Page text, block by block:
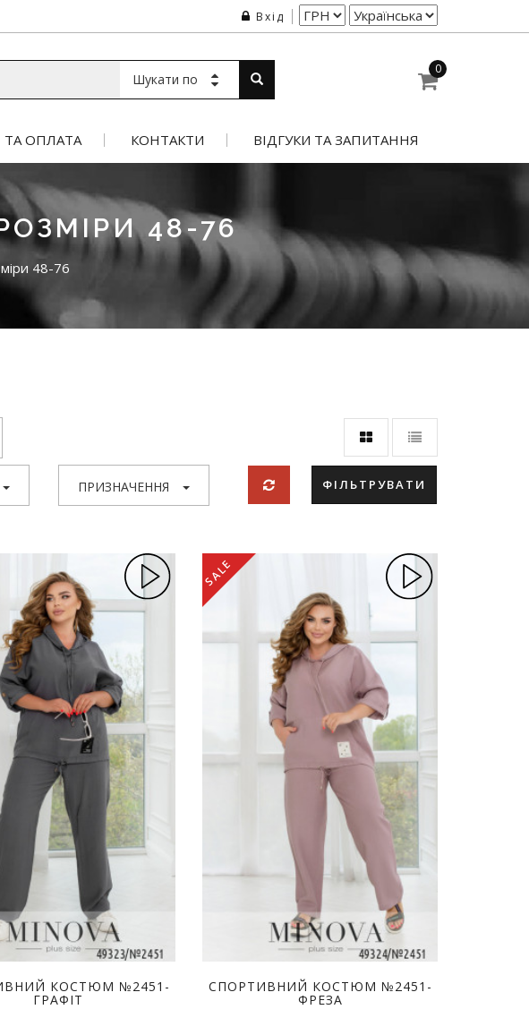
Вхід
Шукати по
0
ТА ОПЛАТА КОНТАКТИ ВІДГУКИ ТА ЗАПИТАННЯ
48-76
48-76
ПРИЗНАЧЕННЯ ФІЛЬТРУВАТИ
КОСТЮМ №2451-
ГРАФІТ
SALE
СПОРТИВНИЙ КОСТЮМ №2451-
ФРЕЗА